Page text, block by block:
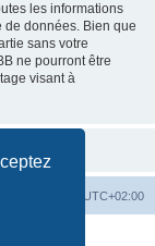
les informations
de données. Bien que
sans votre
ne pourront être
visant à
UTC+02:00